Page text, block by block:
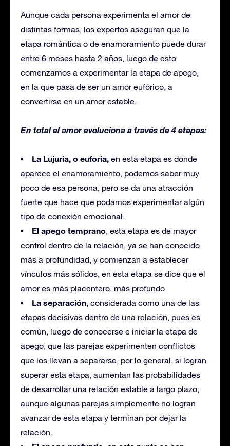
Aunque cada persona experimenta el amor de
distintas formas, los expertos aseguran que la
etapa romántica o de enamoramiento puede durar
entre 6 meses hasta 2 años, luego de esto
comenzamos a experimentar la etapa de apego,
en la que pasa de ser un amor eufórico, a
convertirse en un amor estable.
En total el amor evoluciona a través de 4 etapas:
La Lujuria, o euforia, en esta etapa es donde
aparece el enamoramiento, podemos saber muy
poco de esa persona, pero se da una atracción
fuerte que hace que podamos experimentar algún
tipo de conexión emocional.
El apego temprano, esta etapa es de mayor
control dentro de la relación, ya se han conocido
más a profundidad, y comienzan a establecer
vínculos más sólidos, en esta etapa se dice que el
amor es más placentero, más profundo
La separación, considerada como una de las
etapas decisivas dentro de una relación, pues es
común, luego de conocerse e iniciar la etapa de
apego, que las parejas experimenten conflictos
que los llevan a separarse, por lo general, si logran
superar esta etapa, aumentan las probabilidades
de desarrollar una relación estable a largo plazo,
aunque algunas parejas simplemente no logran
avanzar de esta etapa y terminan por dejar la
relación.